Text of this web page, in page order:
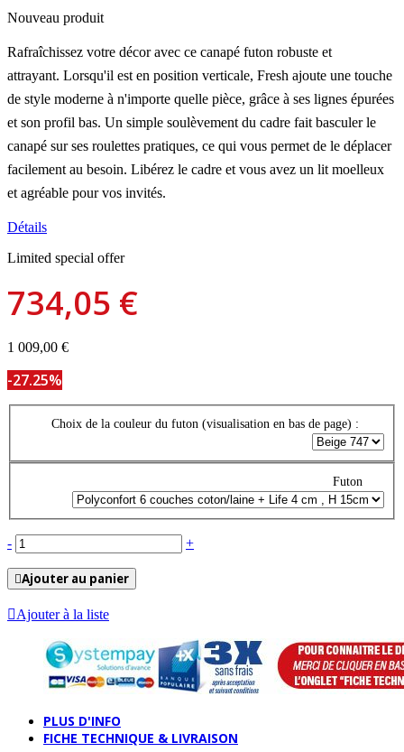
Nouveau produit
Rafraîchissez votre décor avec ce canapé futon robuste et
attrayant. Lorsqu'il est en position verticale, Fresh ajoute une touche
de style moderne à n'importe quelle pièce, grâce à ses lignes épurées
et son profil bas. Un simple soulèvement du cadre fait basculer le
canapé sur ses roulettes pratiques, ce qui vous permet de le déplacer
facilement au besoin. Libérez le cadre et vous avez un lit moelleux
et agréable pour vos invités.
Détails
Limited special offer
734,05 €
1 009,00 €
-27.25%
Choix de la couleur du futon (visualisation en bas de page) :
Futon
- +
Ajouter au panier
Ajouter à la liste
PLUS D'INFO
FICHE TECHNIQUE & LIVRAISON